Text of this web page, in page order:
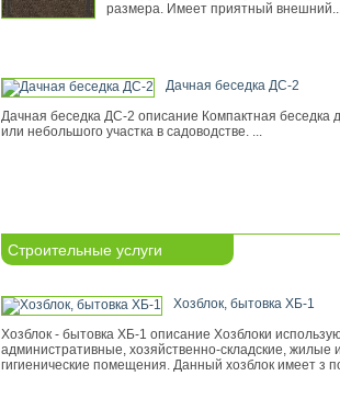
размера. Имеет приятный
Дачная беседка ДС-2
Дачная беседка ДС-2 описание Компактная беседка
или небольшого участка в садоводстве. ...
Строительные услуги
Хозблок, бытовка ХБ-1
Хозблок - бытовка ХБ-1 описание Хозблоки
административные, хозяйственно-складские, жилые
гигиенические помещения. Данный хозблок имеет з